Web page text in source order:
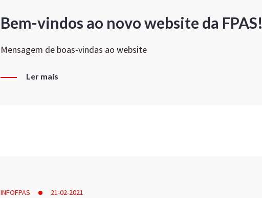
Bem-vindos ao novo website da FPAS!
Mensagem de boas-vindas ao website
Ler mais
INFOFPAS 21-02-2021